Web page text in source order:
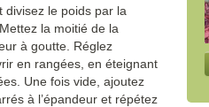
divisez le poids par la
la moitié de la
à goutte. Réglez
en rangées, en éteignant
Une fois vide, ajoutez
à l’épandeur et répétez